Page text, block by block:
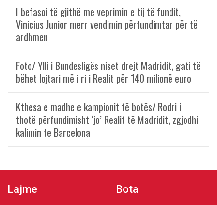
I befasoi të gjithë me veprimin e tij të fundit,
Vinicius Junior merr vendimin përfundimtar për të
ardhmen
Foto/ Ylli i Bundesligës niset drejt Madridit, gati të
bëhet lojtari më i ri i Realit për 140 milionë euro
Kthesa e madhe e kampionit të botës/ Rodri i
thotë përfundimisht ‘jo’ Realit të Madridit, zgjodhi
kalimin te Barcelona
Lajme Bota